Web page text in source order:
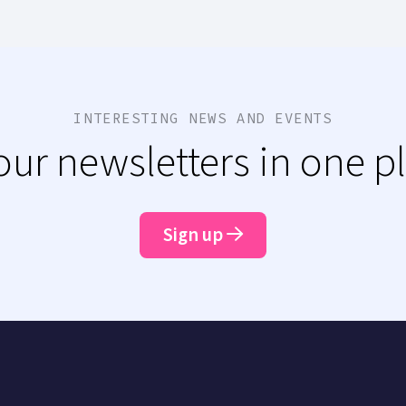
INTERESTING NEWS AND EVENTS
newsletters in one
Sign up